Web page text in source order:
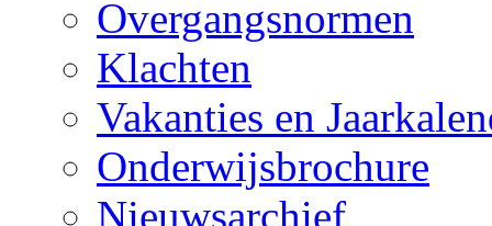
Overgangsnormen
Klachten
Vakanties en
Onderwijsbrochure
Nieuwsarchief